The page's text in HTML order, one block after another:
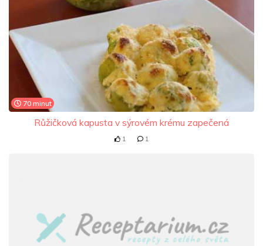
70 minut
Růžičková kapusta v sýrovém krému zapečená
1 1